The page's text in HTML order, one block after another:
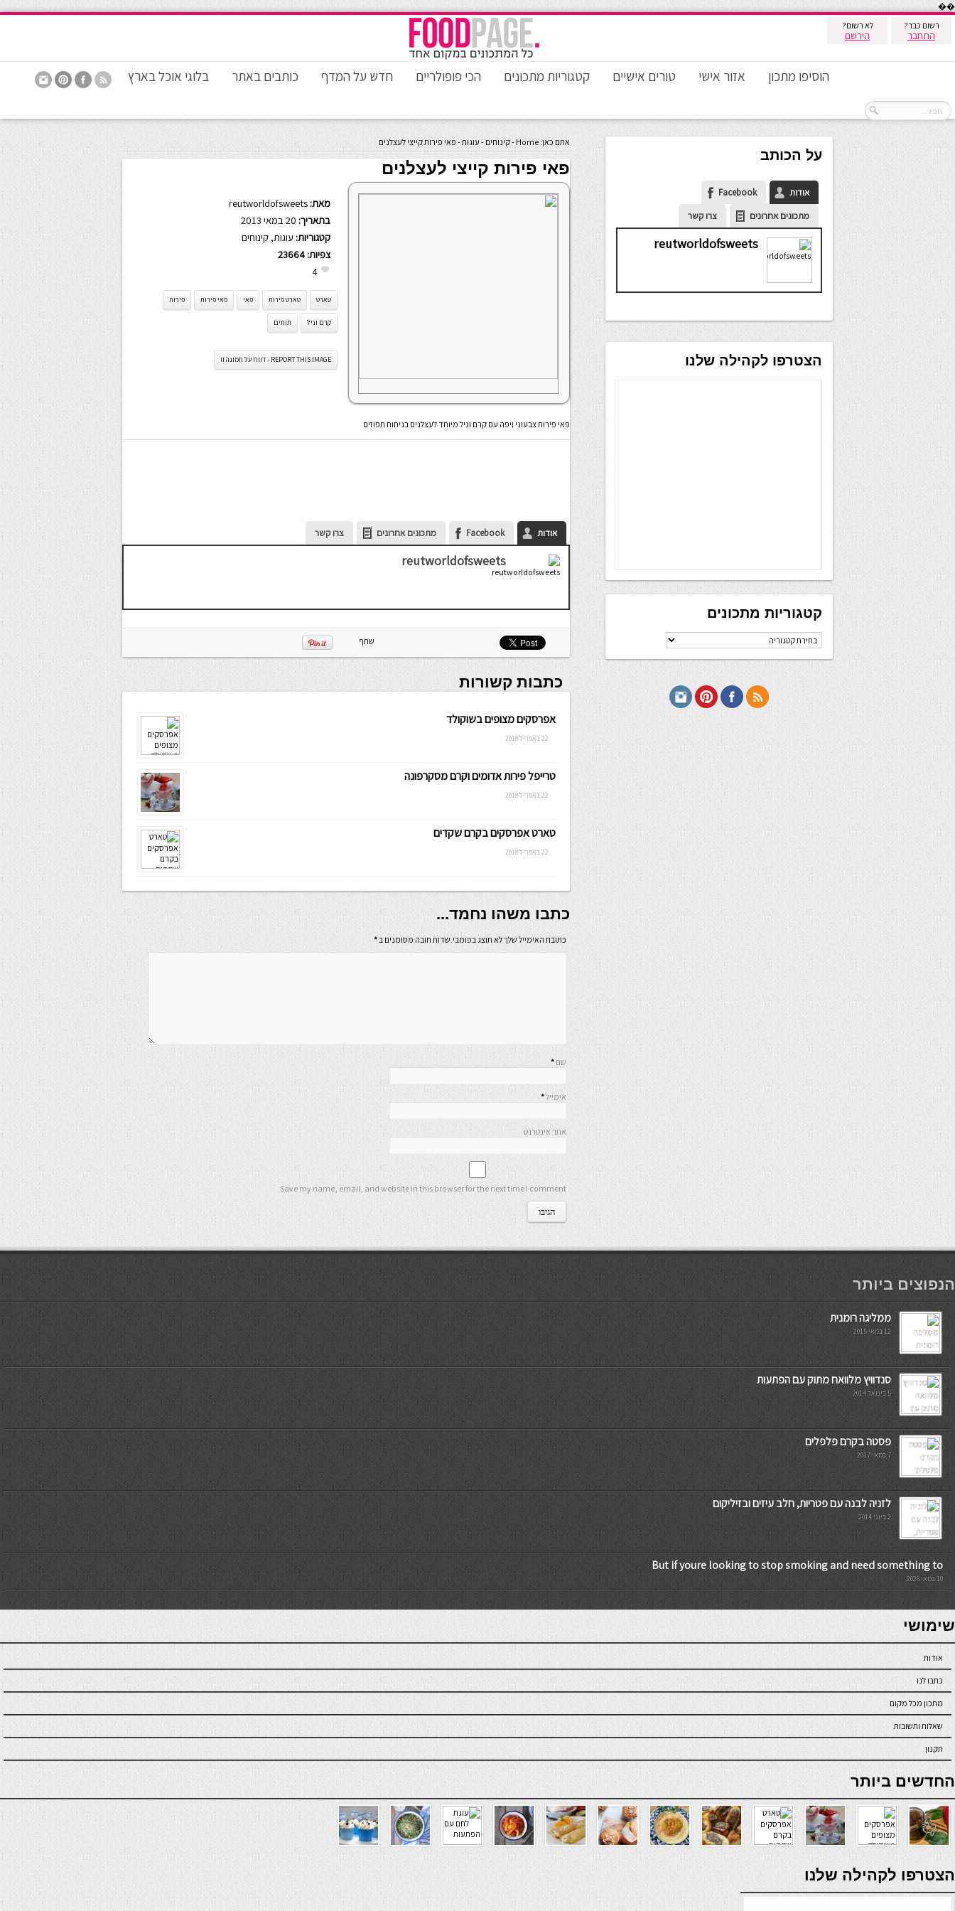
��
רשום כבר?
התחבר
לא רשום?
הירשם
הוסיפו מתכון אזור אישי טורים אישיים קטגוריות מתכונים הכי פופולריים חדש על המדף כותבים באתר בלוגי אוכל בארץ
אתם כאן: Home
-קינוחים - עוגות- פאי פירות קייצי לעצלנים
פאי פירות קייצי לעצלנים
מאת: reutworldofsweets
בתאריך:
קטגוריות: עוגות, קינוחים
צפיות: 23664
4
טארט טארט פירות פאי פאי פירות פירות
קרם וניל תותים
REPORT THIS IMAGE - דווח על תמונה זו
פאי פירות צבעוני ויפה עם קרם וניל מיוחד לעצלנים בניחוח תפוזים
אודות Facebook מתכונים אחרונים צרו קשר
reutworldofsweets
שתף
כתבות קשורות
אפרסקים מצופים בשוקולד
22 באפריל 2018
טרייפל פירות אדומים וקרם מסקרפונה
22 באפריל 2018
טארט אפרסקים בקרם שקדים
22 באפריל 2018
כתבו משהו נחמד...
כתובת האימייל שלך לא תוצג בפומבי.שדות חובה מסומנים ב*
שם *
אימייל*
אתר אינטרנט
Save my name, email, and website in this browser for the next time I comment.
על הכותב
אודות
Facebook
מתכונים אחרונים
צרו קשר
reutworldofsweets
הצטרפו לקהילה שלנו
קטגוריות מתכונים
קטגוריות
מתכונים
мостбет кг
הנפוצים ביותר
ממליגה רומנית
12 במאי 2015
סנדוויץ מלוואח מתוק עם הפתעות
5 בינואר 2014
פסטה בקרם פלפלים
7 במאי 2017
לזניה לבנה עם פטריות, חלב עיזים ובזיליקום
2 ביוני 2014
But if youre looking to stop smoking and need something to
10 במאי 2026
7slots
seriöse online casinos österreich
שימושי
אודות
כתבו לנו
מתכון מכל מקום
שאלות ותשובות
תקנון
online casino
החדשים ביותר
verde casino
הצטרפו לקהילה שלנו